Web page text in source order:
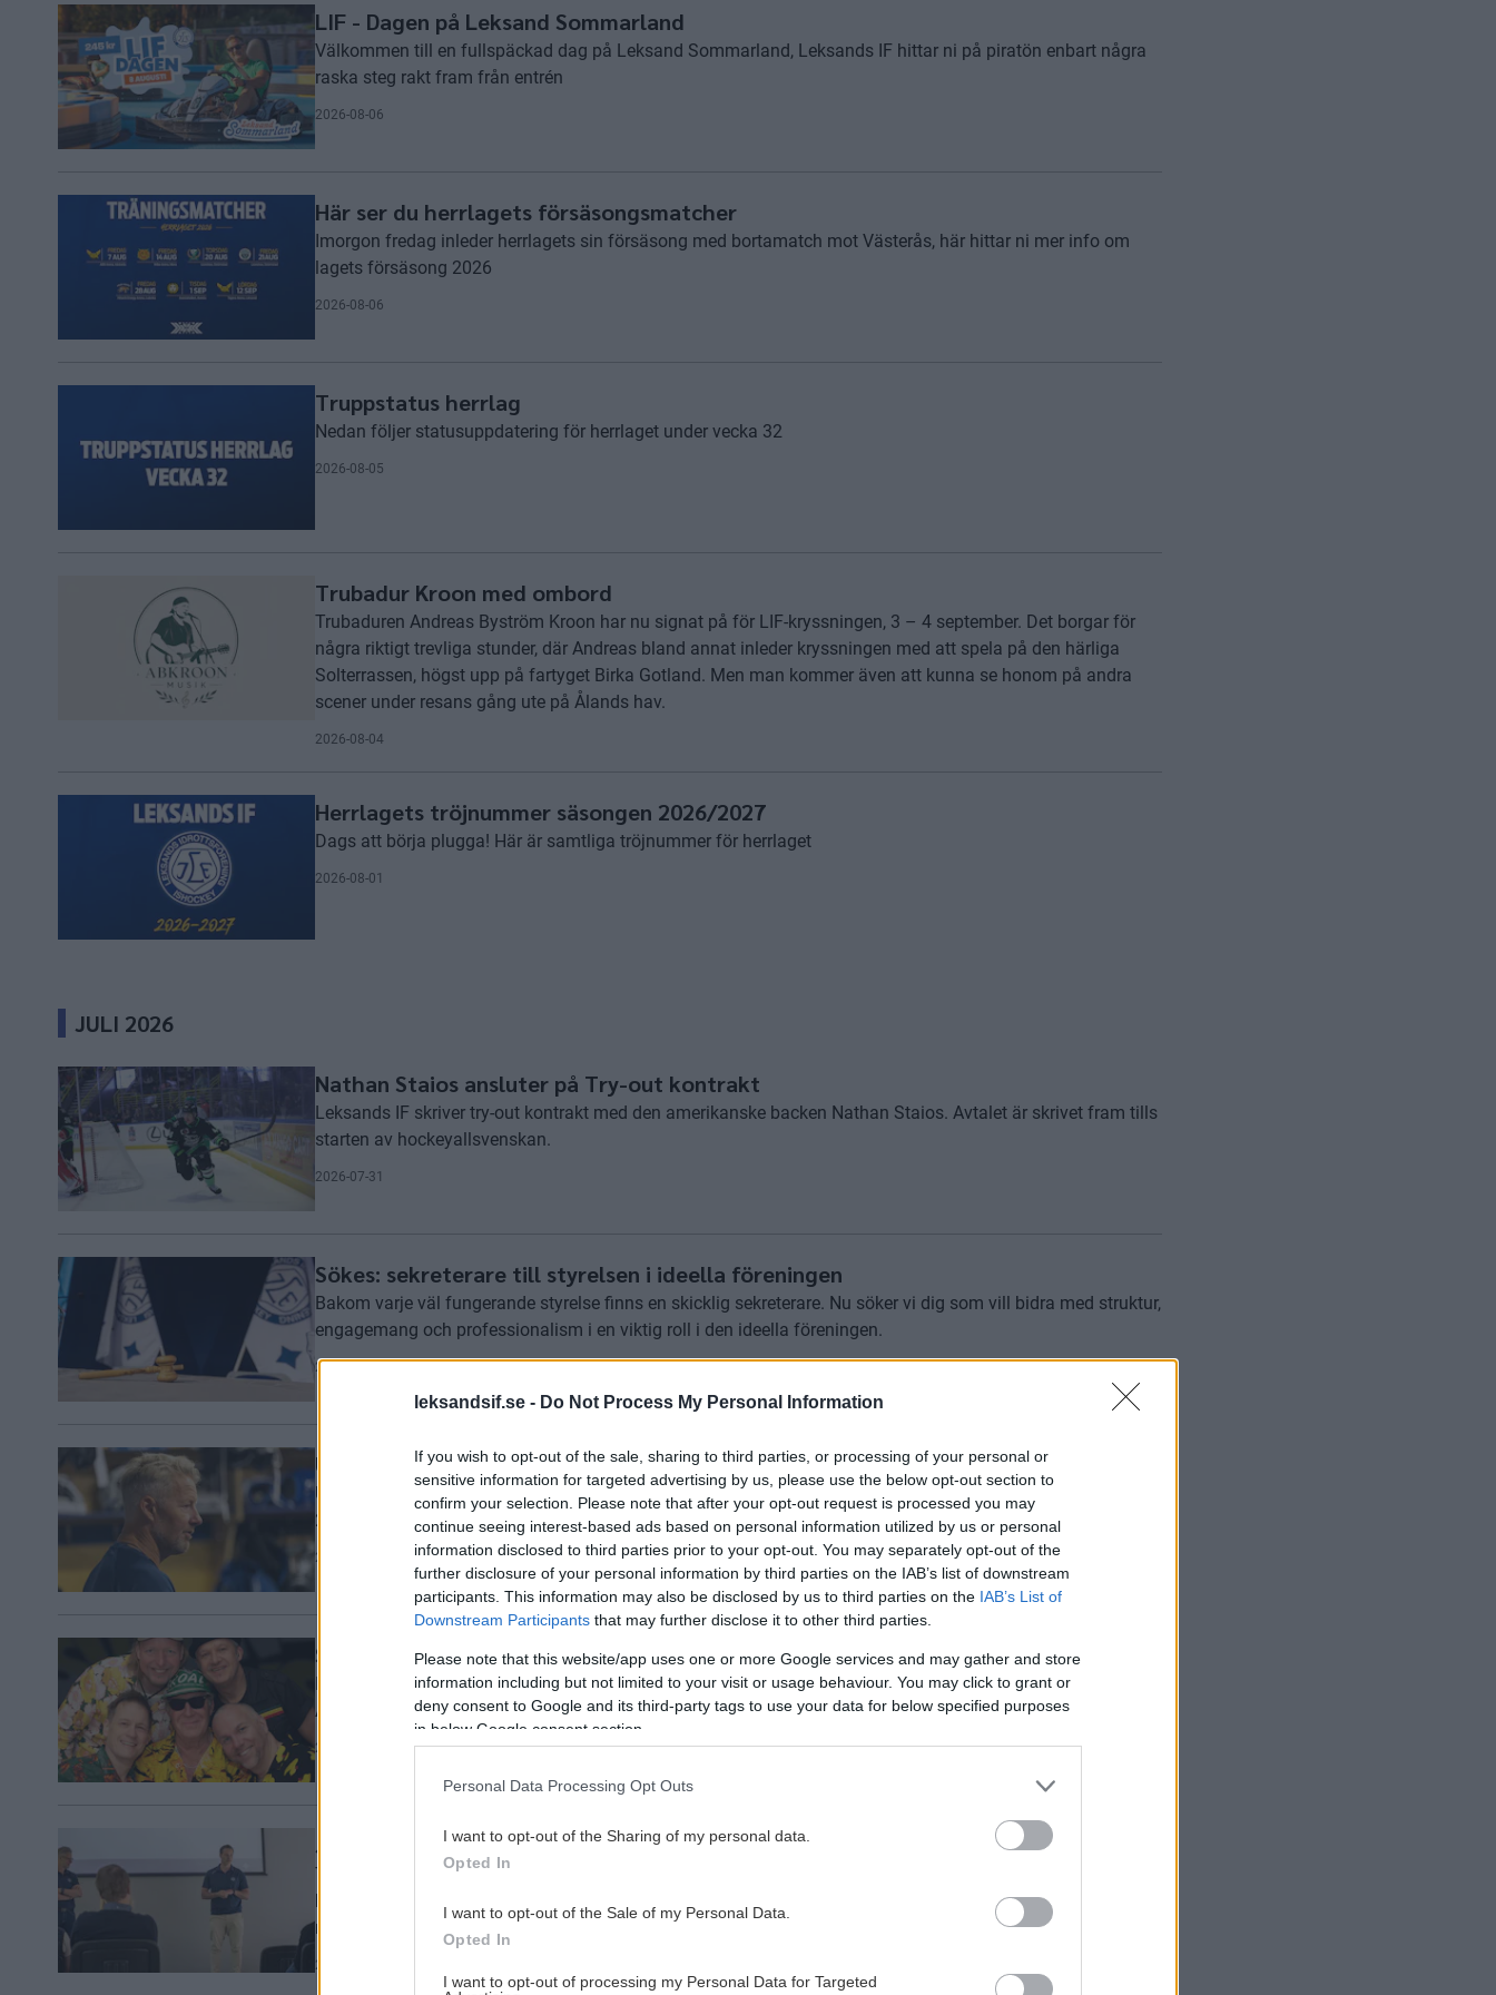
leksandsif.se - Do Not Process My Personal Information
If you wish to opt-out of the sale, sharing to third parties, or processing of your personal or
sensitive information for targeted advertising by us, please use the below opt-out section to
confirm your selection. Please note that after your opt-out request is processed you may
continue seeing interest-based ads based on personal information utilized by us or personal
information disclosed to third parties prior to your opt-out. You may separately opt-out of the
further disclosure of your personal information by third parties on the IAB’s list of downstream
participants. This information may also be disclosed by us to third parties on the IAB’s List of
Downstream Participants that may further disclose it to other third parties.
Please note that this website/app uses one or more Google services and may gather and store
information including but not limited to your visit or usage behaviour. You may click to grant or
deny consent to Google and its third-party tags to use your data for below specified purposes
in below Google consent section.
Personal Data Processing Opt Outs
I want to opt-out of the Sharing of my personal data.
Opted In
I want to opt-out of the Sale of my Personal Data.
Opted In
I want to opt-out of processing my Personal Data for Targeted
LIF - Dagen på Leksand Sommarland
Välkommen till en fullspäckad dag på Leksand Sommarland, Leksands IF hittar ni på piratön enbart några
raska steg rakt fram från entrén
2026-08-06
Här ser du herrlagets försäsongsmatcher
Imorgon fredag inleder herrlagets sin försäsong med bortamatch mot Västerås, här hittar ni mer info om
lagets försäsong 2026
2026-08-06
Truppstatus herrlag
Nedan följer statusuppdatering för herrlaget under vecka 32
2026-08-05
Trubadur Kroon med ombord
Trubaduren Andreas Byström Kroon har nu signat på för LIF-kryssningen, 3 – 4 september. Det borgar för
några riktigt trevliga stunder, där Andreas bland annat inleder kryssningen med att spela på den härliga
Solterrassen, högst upp på fartyget Birka Gotland. Men man kommer även att kunna se honom på andra
scener under resans gång ute på Ålands hav.
2026-08-04
Herrlagets tröjnummer säsongen 2026/2027
Dags att börja plugga! Här är samtliga tröjnummer för herrlaget
2026-08-01
JULI 2026
Nathan Staios ansluter på Try-out kontrakt
Leksands IF skriver try-out kontrakt med den amerikanske backen Nathan Staios. Avtalet är skrivet fram tills
starten av hockeyallsvenskan.
2026-07-31
Sökes: sekreterare till styrelsen i ideella föreningen
Bakom varje väl fungerande styrelse finns en skicklig sekreterare. Nu söker vi dig som vill bidra med struktur,
engagemang och professionalism i en viktig roll i den ideella föreningen.
2026-07-29
Uppstart för herrlaget
Under måndagsmorgonen återsamlades större delen av herrlaget för att tillsammans starta upp säsongen
2026/2027.
2026-07-27
Svenne Rubins klara för LIF-kryssningen!
Kommande LIF-kryssning fylls på! Vi kan med glädje meddela att Svenne Rubins nu säkrat sina platser på
Ålands hav, gör det du med!
2026-07-26
Jesper Ollas har ordet
Tack vare den sista pusselbiten i Patrik Zackrisson är vi för nu, klara med vårt lagbygge inför den
kommande säsongen. Självklart kan saker förändras längs vägen. I skrivande stund tittar vi fortfarande på
möjligheten att förstärka backsidan med ytterligare en spelare, men i övrigt känner vi oss klara med truppen.
2026-07-24